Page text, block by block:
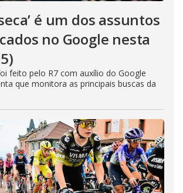
é um dos assuntos
no Google nesta
feito pelo R7 com auxílio do Google
que monitora as principais buscas da